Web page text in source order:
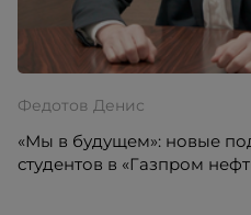
Федотов Денис
«Мы в будущем»: новые
студентов в «Газпром